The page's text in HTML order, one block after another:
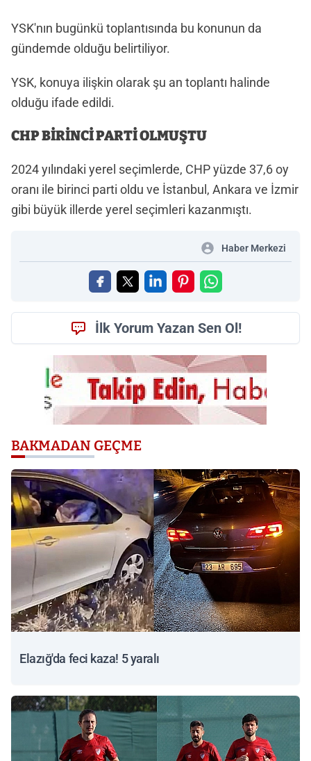
YSK'nın bugünkü toplantısında bu konunun da
gündemde olduğu belirtiliyor.
YSK, konuya ilişkin olarak şu an toplantı halinde
olduğu ifade edildi.
CHP BİRİNCİ PARTİ OLMUŞTU
2024 yılındaki yerel seçimlerde, CHP yüzde 37,6 oy
oranı ile birinci parti oldu ve İstanbul, Ankara ve İzmir
gibi büyük illerde yerel seçimleri kazanmıştı.
Haber Merkezi
İlk Yorum Yazan Sen Ol!
BAKMADAN GEÇME
Elazığ'da feci kaza! 5 yaralı